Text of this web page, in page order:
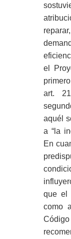
el
art.
aquél
a “la
En
que el
como